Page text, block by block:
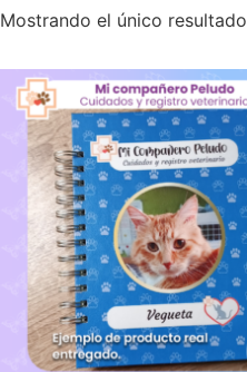
Mostrando el único resultado